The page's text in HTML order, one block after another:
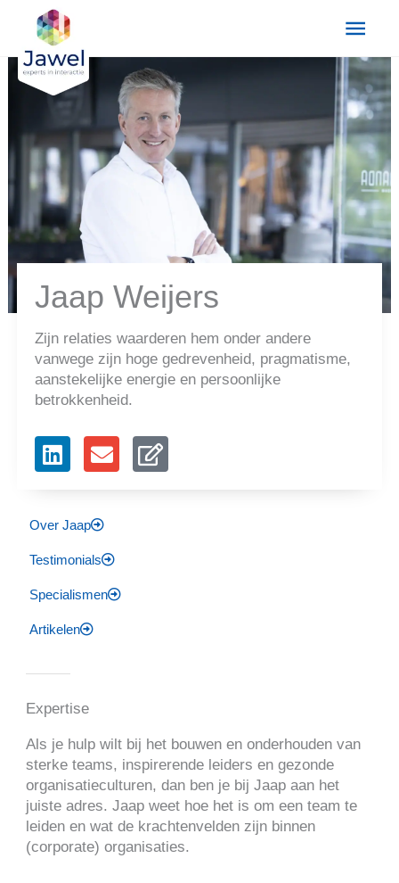
inhoud
Jaap Weijers
Zijn relaties waarderen hem onder andere
vanwege zijn hoge gedrevenheid, pragmatisme,
aanstekelijke energie en persoonlijke
betrokkenheid.
L
i
e
d
n
E
n
e
l
o
e
E
d
Over Jaap
Testimonials
Specialismen
Artikelen
Expertise
Als je hulp wilt bij het bouwen en onderhouden van
sterke teams, inspirerende leiders en gezonde
organisatieculturen, dan ben je bij Jaap aan het
juiste adres. Jaap weet hoe het is om een team te
leiden en wat de krachtenvelden zijn binnen
(corporate) organisaties.